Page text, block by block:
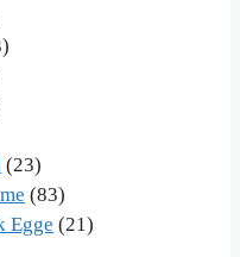
(23)
(83)
Egge (21)